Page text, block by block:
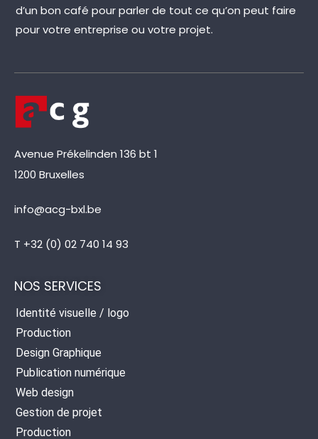
d’un bon café pour parler de tout ce qu’on peut faire
pour votre entreprise ou votre projet.
Avenue Prékelinden 136 bt 1
1200 Bruxelles
info@acg-bxl.be
T +32 (0) 02 740 14 93
NOS SERVICES
Identité visuelle / logo
Production
Design Graphique
Publication numérique
Web design
Gestion de projet
Production